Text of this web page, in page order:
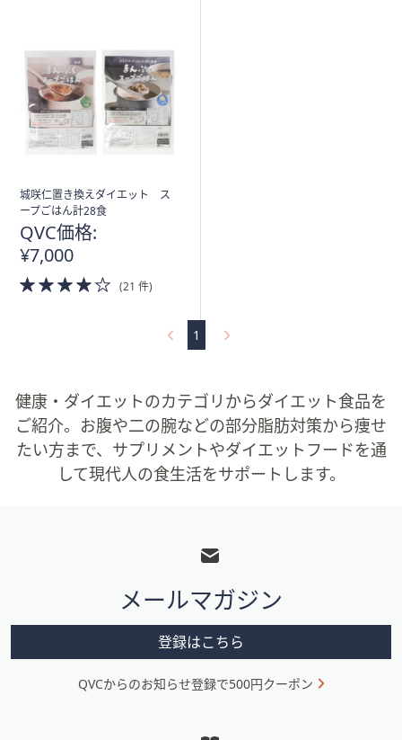
城咲仁置き換えダイエット ス
ープごはん計28食
QVC価格:
¥7,000
4.0
of
(21 件)
1
健康・ダイエットのカテゴリからダイエット食品を
ご紹介。お腹や二の腕などの部分脂肪対策から痩せ
たい方まで、サプリメントやダイエットフードを通
して現代人の食生活をサポートします。
メ
ニ
メールマガジン
登録はこちら
QVCからのお知らせ登録で500円クーポン